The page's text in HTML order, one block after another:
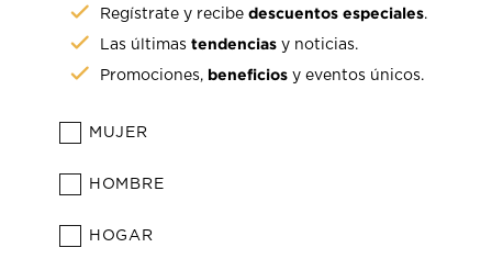
Regístrate y recibedescuentos especiales.
Las últimastendencias y noticias.
Promociones, beneficios y eventos únicos.
MUJER
HOMBRE
HOGAR